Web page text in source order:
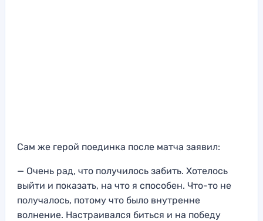
Сам же герой поединка после матча заявил:
— Очень рад, что получилось забить. Хотелось
выйти и показать, на что я способен. Что-то не
получалось, потому что было внутренне
волнение. Настраивался биться и на победу